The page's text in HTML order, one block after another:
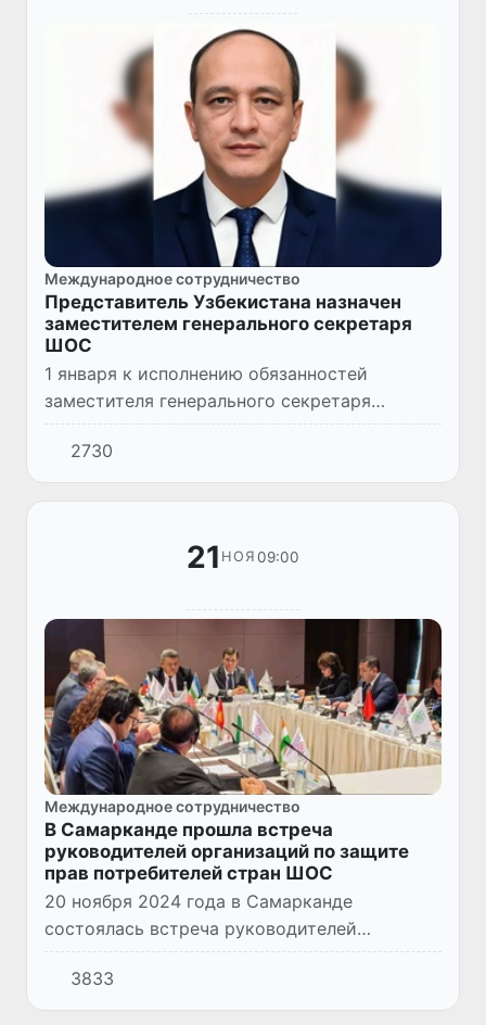
Международное сотрудничество
Представитель Узбекистана назначен
заместителем генерального секретаря
ШОС
1 января к исполнению обязанностей
заместителя генерального секретаря
Шанхайской организации сотрудничества
приступил представитель Узбекистана
Батыр Турсунов.
2730
21 НОЯ 09:00
Международное сотрудничество
В Самарканде прошла встреча
руководителей организаций по защите
прав потребителей стран ШОС
20 ноября 2024 года в Самарканде
состоялась встреча руководителей
организаций по защите прав потребителей
государств - членов ШОС.
3833